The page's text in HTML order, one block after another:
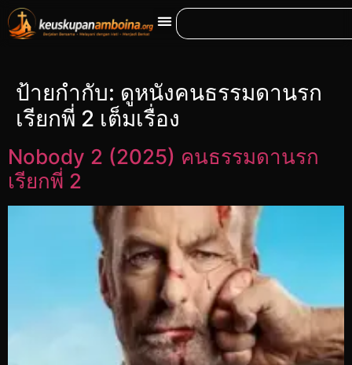
ป้ายกำกับ: ดูหนังคนธรรมดานรก
เรียกพี่ 2 เต็มเรื่อง
Nobody 2 (2025) คนธรรมดานรก
เรียกพี่ 2